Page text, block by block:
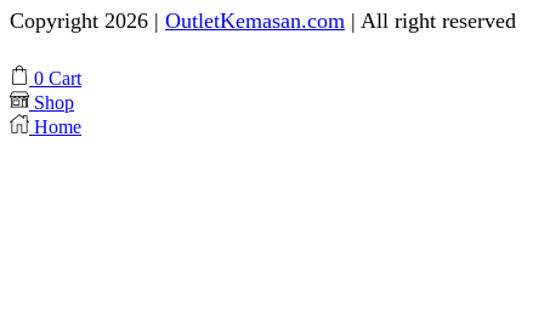
Copyright 2026 | OutletKemasan.com | All right reserved
Facebook
Instagram
Pinterest
Whatsapp
Tik-
tok
Youtube
0 Cart
Shop
Home